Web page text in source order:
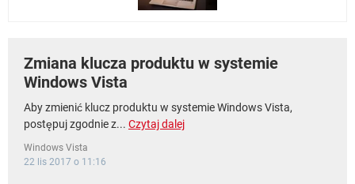
Zmiana klucza produktu w systemie
Windows Vista
Aby zmienić klucz produktu w systemie Windows Vista,
postępuj zgodnie z... Czytaj dalej
Windows Vista
22 lis 2017 o 11:16